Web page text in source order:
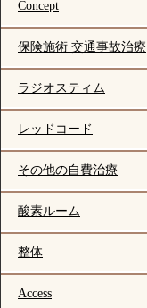
Concept
保険施術 交通事故治療
ラジオスティム
レッドコード
その他の自費治療
酸素ルーム
整体
Access